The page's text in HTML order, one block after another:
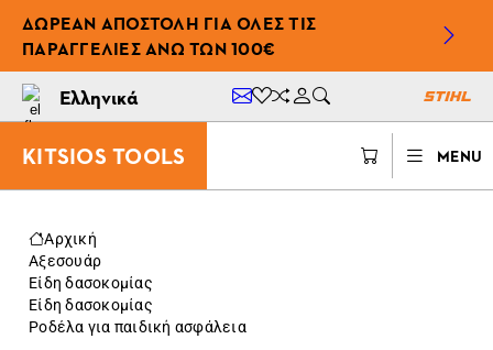
ΔΩΡΕΆΝ ΑΠΟΣΤΟΛΉ ΓΙΑ ΌΛΕΣ ΤΙΣ
ΠΑΡΑΓΓΕΛΊΕΣ ΆΝΩ ΤΩΝ 100€
Ελληνικά
KITSIOS TOOLS MENU
Αρχική
Αξεσουάρ
Είδη δασοκομίας
Είδη δασοκομίας
Ροδέλα για παιδική ασφάλεια